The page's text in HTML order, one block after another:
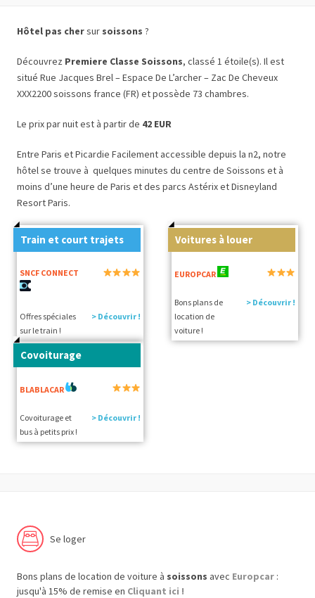
Hôtel pas chersur soissons ?
Découvrez Premiere Classe Soissons, classé 1 étoile(s). Il est
situé Rue Jacques Brel – Espace De L’archer – Zac De Cheveux
XXX2200 soissons france (FR) et possède 73 chambres.
Le prix par nuit est à partir de 42 EUR
Entre Paris et Picardie Facilement accessible depuis la n2, notre
hôtel se trouve à quelques minutes du centre de Soissons et à
moins d’une heure de Paris et des parcs Astérix et Disneyland
Resort Paris.
Train et court trajets
SNCF CONNECT
Offres spéciales
sur le train !
> Découvrir !
Voitures à louer
EUROPCAR
Bons plans de
location de
voiture !
> Découvrir !
Covoiturage
BLABLACAR
Covoiturage et
bus à petits prix !
> Découvrir !
Se loger
Bons plans de location de voiture à soissons avec Europcar :
jusqu'à 15% de remise en Cliquant ici !